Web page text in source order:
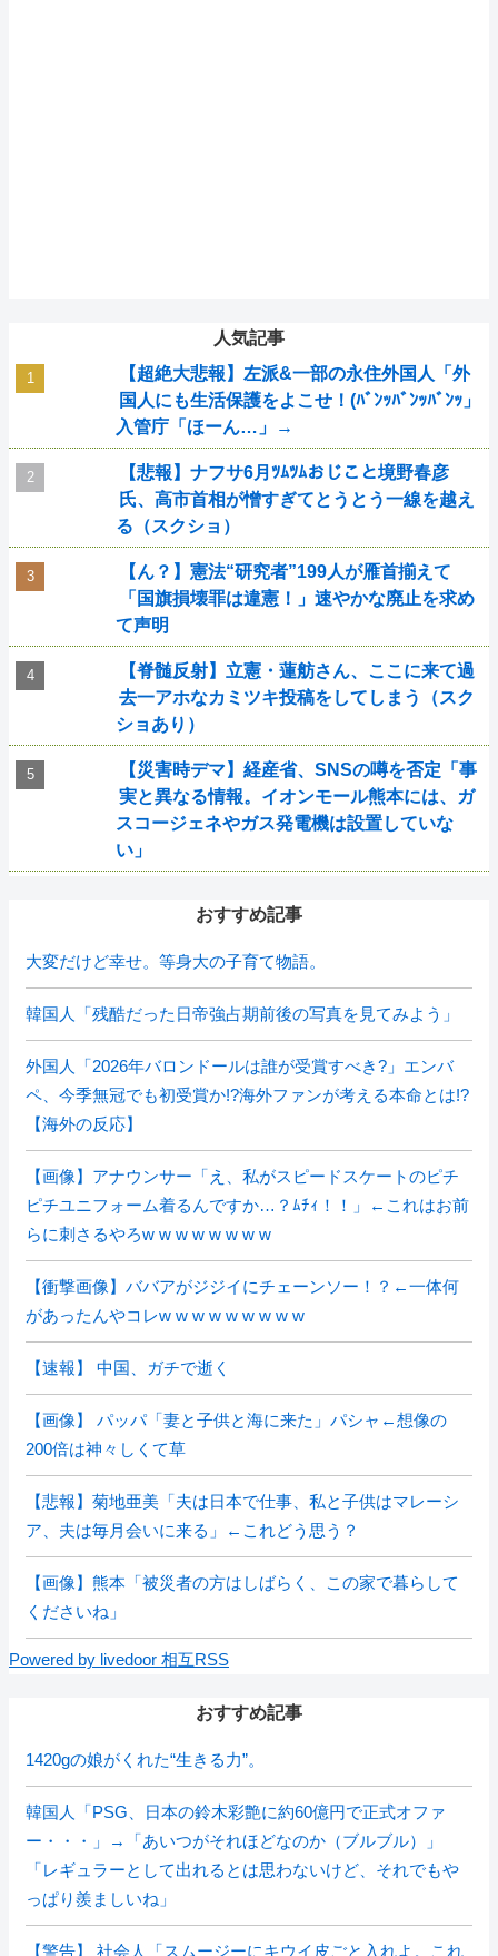
人気記事
【超絶大悲報】左派&一部の永住外国人「外
国人にも生活保護をよこせ！(ﾊﾞﾝｯﾊﾞﾝｯﾊﾞﾝｯ」
入管庁「ほーん…」→
【悲報】ナフサ6月ﾂﾑﾂﾑおじこと境野春彦
氏、高市首相が憎すぎてとうとう一線を越え
る（スクショ）
【ん？】憲法“研究者”199人が雁首揃えて
「国旗損壊罪は違憲！」速やかな廃止を求め
て声明
【脊髄反射】立憲・蓮舫さん、ここに来て過
去一アホなカミツキ投稿をしてしまう（スク
ショあり）
【災害時デマ】経産省、SNSの噂を否定「事
実と異なる情報。イオンモール熊本には、ガ
スコージェネやガス発電機は設置していな
い」
おすすめ記事
大変だけど幸せ。等身大の子育て物語。
韓国人「残酷だった日帝強占期前後の写真を見てみよう」
外国人「2026年バロンドールは誰が受賞すべき?」エンバ
ペ、今季無冠でも初受賞か!?海外ファンが考える本命とは!?
【海外の反応】
【画像】アナウンサー「え、私がスピードスケートのピチ
ピチユニフォーム着るんですか…？ﾑﾁｨ！！」←これはお前
らに刺さるやろw w w w w w w w
【衝撃画像】ババアがジジイにチェーンソー！？←一体何
があったんやコレw w w w w w w w w
【速報】 中国、ガチで逝く
【画像】 パッパ「妻と子供と海に来た」パシャ←想像の
200倍は神々しくて草
【悲報】菊地亜美「夫は日本で仕事、私と子供はマレーシ
ア、夫は毎月会いに来る」←これどう思う？
【画像】熊本「被災者の方はしばらく、この家で暮らして
くださいね」
Powered by livedoor 相互RSS
おすすめ記事
1420gの娘がくれた“生きる力”。
韓国人「PSG、日本の鈴木彩艶に約60億円で正式オファ
ー・・・」→「あいつがそれほどなのか（ブルブル）」
「レギュラーとして出れるとは思わないけど、それでもや
っぱり羨ましいね」
【警告】 社会人「スムージーにキウイ皮ごと入れよ。これ